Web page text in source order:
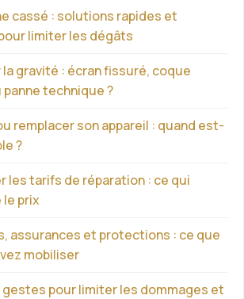
cassé : solutions rapides et
limiter les dégâts
gravité : écran fissuré, coque
panne technique ?
remplacer son appareil : quand est-
?
les tarifs de réparation : ce qui
le prix
assurances et protections : ce que
mobiliser
gestes pour limiter les dommages et